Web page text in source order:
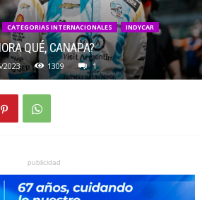
CATEGORIAS INTERNACIONALES INDYCAR
QUÉ, CANAPA?
2023 1309 1
publicidad